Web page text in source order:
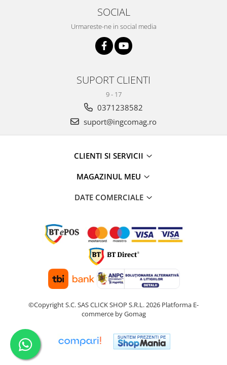
SOCIAL
Urmareste-ne in social media
SUPORT CLIENTI
9 - 17
0371238582
suport@ingcomag.ro
CLIENTI SI SERVICII
MAGAZINUL MEU
DATE COMERCIALE
©Copyright S.C. SAS CLICK SHOP S.R.L. 2026 Platforma E-
commerce by Gomag